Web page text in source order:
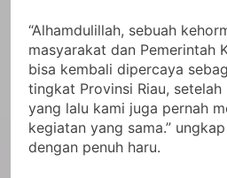
“Alhamdulillah, sebuah
masyarakat dan Pemerintah
bisa kembali dipercaya
tingkat Provinsi Riau,
yang lalu kami juga pernah
kegiatan yang sama.”
dengan penuh haru.